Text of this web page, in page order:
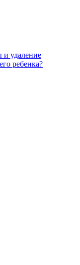
удаление
ребенка?